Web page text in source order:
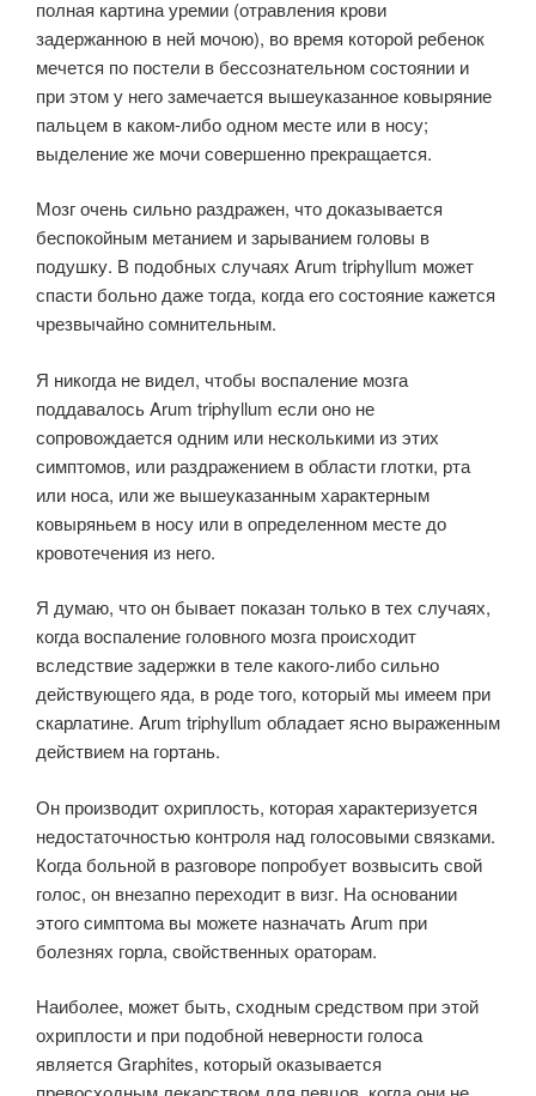
полная картина уремии (отравления крови
задержанною в ней мочою), во время которой ребенок
мечется по постели в бессознательном состоянии и
при этом у него замечается вышеуказанное ковыряние
пальцем в каком-либо одном месте или в носу;
выделение же мочи совершенно прекращается.
Мозг очень сильно раздражен, что доказывается
беспокойным метанием и зарыванием головы в
подушку. В подобных случаях Arum triphyllum может
спасти больно даже тогда, когда его состояние кажется
чрезвычайно сомнительным.
Я никогда не видел, чтобы воспаление мозга
поддавалось Arum triphyllum если оно не
сопровождается одним или несколькими из этих
симптомов, или раздражением в области глотки, рта
или носа, или же вышеуказанным характерным
ковыряньем в носу или в определенном месте до
кровотечения из него.
Я думаю, что он бывает показан только в тех случаях,
когда воспаление головного мозга происходит
вследствие задержки в теле какого-либо сильно
действующего яда, в роде того, который мы имеем при
скарлатине. Arum triphyllum обладает ясно выраженным
действием на гортань.
Он производит охриплость, которая характеризуется
недостаточностью контроля над голосовыми связками.
Когда больной в разговоре попробует возвысить свой
голос, он внезапно переходит в визг. На основании
этого симптома вы можете назначать Arum при
болезнях горла, свойственных ораторам.
Наиболее, может быть, сходным средством при этой
охриплости и при подобной неверности голоса
является Graphites, который оказывается